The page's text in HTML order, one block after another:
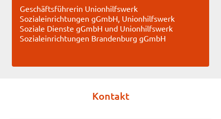
Geschäftsführerin Unionhilfswerk
Sozialeinrichtungen gGmbH, Unionhilfswerk
Soziale Dienste gGmbH und Unionhilfswerk
Sozialeinrichtungen Brandenburg gGmbH
Kontakt